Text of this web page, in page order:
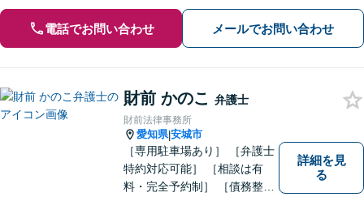
電話でお問い合わせ メールでお問い合わせ
財前 かのこ 弁護士
財前法律事務所
愛知県|安城市
［専用駐車場あり］ ［弁護士
特約対応可能］ ［相談は有
料・完全予約制］ ［債務整理
詳細を見
る